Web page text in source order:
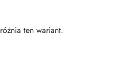
ten wariant.